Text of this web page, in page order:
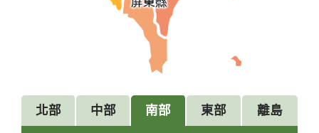
北部 中部 南部 東部 離島